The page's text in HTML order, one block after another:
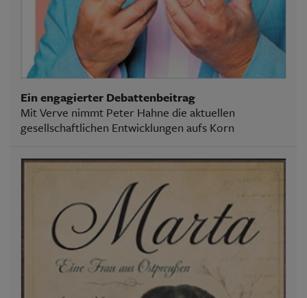
Ein engagierter Debattenbeitrag
Mit Verve nimmt Peter Hahne die aktuellen
gesellschaftlichen Entwicklungen aufs Korn